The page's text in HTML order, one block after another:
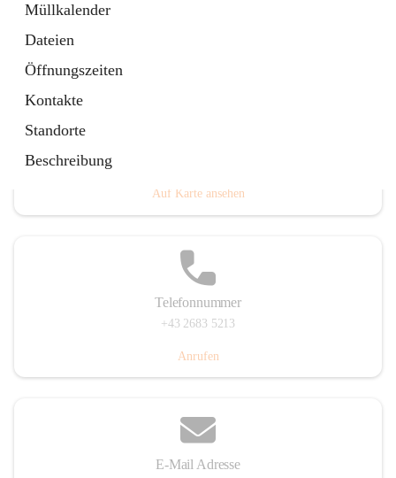
Müllkalender
Dateien
Öffnungszeiten
Kontakte
Standorte
Beschreibung
Auf Karte ansehen
Telefonnummer
+43 2683 5213
Anrufen
E-Mail Adresse